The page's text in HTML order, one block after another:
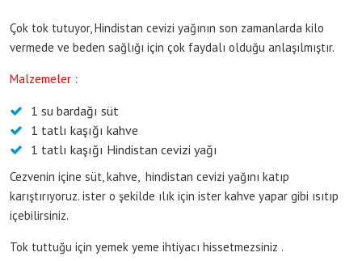
Çok tok tutuyor, Hindistan cevizi yağının son zamanlarda kilo
vermede ve beden sağlığı için çok faydalı olduğu anlaşılmıştır.
Malzemeler :
1 su bardağı süt
1 tatlı kaşığı kahve
1 tatlı kaşığı Hindistan cevizi yağı
Cezvenin içine süt, kahve, hindistan cevizi yağını katıp
karıştırıyoruz. ister o şekilde ılık için ister kahve yapar gibi ısıtıp
içebilirsiniz.
Tok tuttuğu için yemek yeme ihtiyacı hissetmezsiniz .